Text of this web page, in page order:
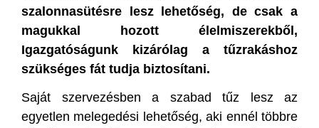
szalonnasütésre lesz lehetőség, de csak a
magukkal hozott élelmiszerekből,
Igazgatóságunk kizárólag a tűzrakáshoz
szükséges fát tudja biztosítani.
Saját szervezésben a szabad tűz lesz az
egyetlen melegedési lehetőség, aki ennél többre